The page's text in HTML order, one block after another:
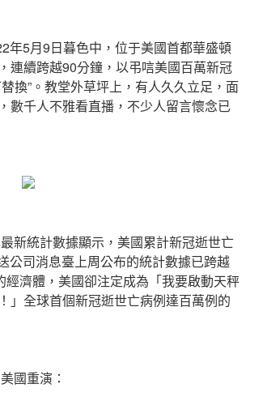
5月9日暮色中，位于美國首都華盛頓
連續跨越90分鐘，以弔唁美國百萬新冠
換”。教堂外草坪上，有人久久立足，面
數千人不雅看直播，不少人留言懷念已
統計數據顯示，美國累計新冠逝世亡
公司消息臺上周公布的統計數據已跨越
濟體，美國卻注定成為「我要啟動天秤
」全球首個新冠逝世亡病例達百萬例的
國重演：